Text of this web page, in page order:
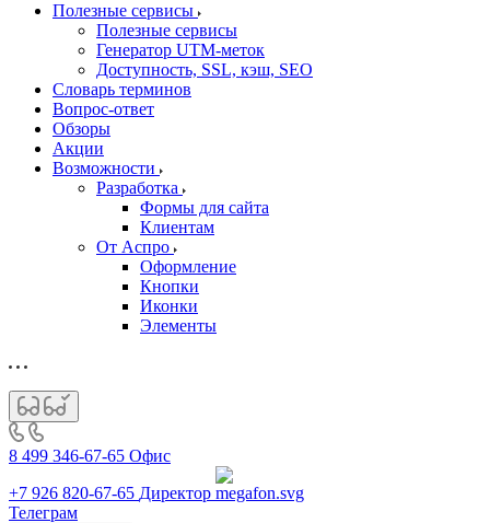
Полезные сервисы
Полезные сервисы
Генератор UTM‑меток
Доступность, SSL, кэш, SEO
Словарь терминов
Вопрос-ответ
Обзоры
Акции
Возможности
Разработка
Формы для сайта
Клиентам
От Аспро
Оформление
Кнопки
Иконки
Элементы
8 499 346-67-65 Офис
+7 926 820-67-65 Директор
Телеграм